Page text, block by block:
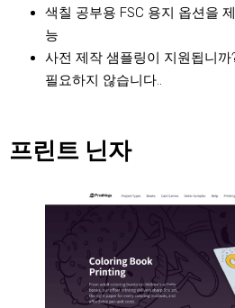
색칠 공부용 FSC 용지 옵션을
능
사전 제작 샘플링이 지원됩니
필요하지 않습니다..
프린트 닌자